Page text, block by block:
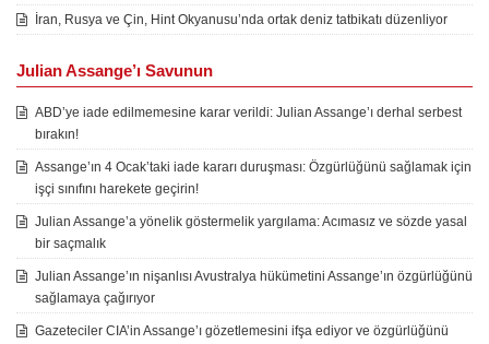
İran, Rusya ve Çin, Hint Okyanusu’nda ortak deniz tatbikatı düzenliyor
Julian Assange’ı Savunun
ABD’ye iade edilmemesine karar verildi: Julian Assange’ı derhal serbest
bırakın!
Assange’ın 4 Ocak’taki iade kararı duruşması: Özgürlüğünü sağlamak için
işçi sınıfını harekete geçirin!
Julian Assange’a yönelik göstermelik yargılama: Acımasız ve sözde yasal
bir saçmalık
Julian Assange’ın nişanlısı Avustralya hükümetini Assange’ın özgürlüğünü
sağlamaya çağırıyor
Gazeteciler CIA’in Assange’ı gözetlemesini ifşa ediyor ve özgürlüğünü